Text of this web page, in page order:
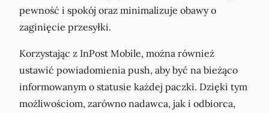
pewność i spokój oraz minimalizuje obawy o
zaginięcie przesyłki.
Korzystając z InPost Mobile, można również
ustawić powiadomienia push, aby być na bieżąco
informowanym o statusie każdej paczki. Dzięki tym
możliwościom, zarówno nadawca, jak i odbiorca,